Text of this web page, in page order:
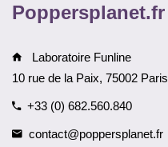
Poppersplanet.fr
Laboratoire Funline
10 rue de la Paix, 75002 Paris
+33 (0) 682.560.840
contact@poppersplanet.fr